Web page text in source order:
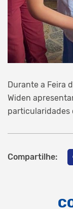
Durante a Feira
Widen
particularidades
Compartilhe: